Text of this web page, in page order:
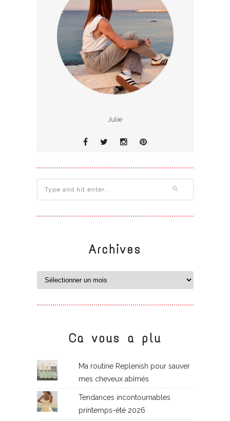
Julie
Archives
Ca vous a plu
Ma routine Replenish pour sauver
mes cheveux abîmés
Tendances incontournables
printemps-été 2026